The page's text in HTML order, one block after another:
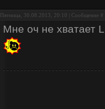
Пятница, 30.08.2013, 20:10 | Сообщение #
Мне оч не хватает